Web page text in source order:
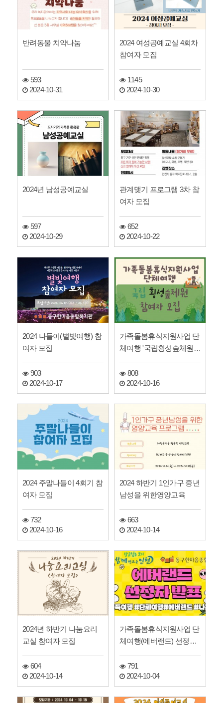
반려동물 치약나눔
593
2024-10-31
2024 여성공예교실 4회차
참여자 모집
1145
2024-10-30
2024년 남성공예교실
597
2024-10-29
관계맺기 프로그램 3차 참
여자 모집
652
2024-10-22
2024 나들이(별빛여행) 참
여자 모집
903
2024-10-17
가족돌봄휴식지원사업 단
체여행 '국립횡성숲체원'
808
2024-10-16
2024 주말나들이 4회기 참
여자 모집
732
2024-10-16
2024 하반기 1인가구 중년
남성을 위한영양교육
663
2024-10-14
2024년 하반기 나눔요리
교실 참여자 모집
604
2024-10-14
가족돌봄휴식지원사업 단
체여행(에버랜드) 선정자
791
2024-10-04